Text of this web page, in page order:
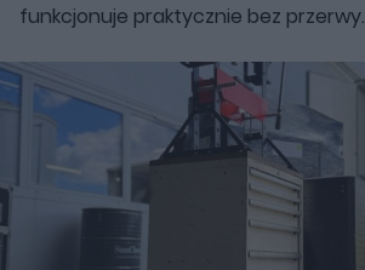
funkcjonuje praktycznie bez przerwy.